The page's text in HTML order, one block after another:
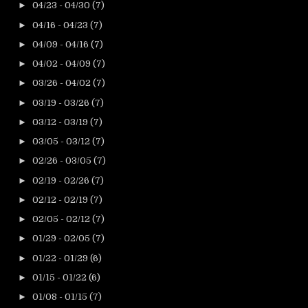
► 04/23 - 04/30 (7)
► 04/16 - 04/23 (7)
► 04/09 - 04/16 (7)
► 04/02 - 04/09 (7)
► 03/26 - 04/02 (7)
► 03/19 - 03/26 (7)
► 03/12 - 03/19 (7)
► 03/05 - 03/12 (7)
► 02/26 - 03/05 (7)
► 02/19 - 02/26 (7)
► 02/12 - 02/19 (7)
► 02/05 - 02/12 (7)
► 01/29 - 02/05 (7)
► 01/22 - 01/29 (6)
► 01/15 - 01/22 (6)
► 01/08 - 01/15 (7)